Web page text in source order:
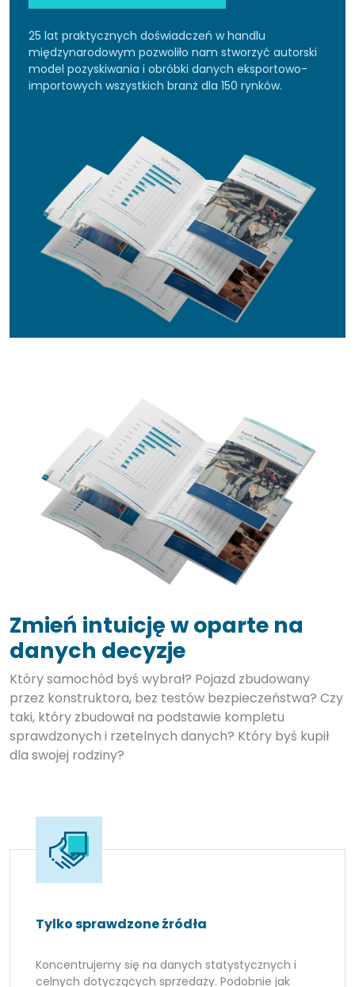
25 lat praktycznych doświadczeń w handlu
międzynarodowym pozwoliło nam stworzyć autorski
model pozyskiwania i obróbki danych eksportowo-
importowych wszystkich branż dla 150 rynków.
Zmień intuicję w oparte na
danych decyzje
Który samochód byś wybrał? Pojazd zbudowany
przez konstruktora, bez testów bezpieczeństwa? Czy
taki, który zbudował na podstawie kompletu
sprawdzonych i rzetelnych danych? Który byś kupił
dla swojej rodziny?
Tylko sprawdzone źródła
Koncentrujemy się na danych statystycznych i
celnych dotyczących sprzedaży. Podobnie jak